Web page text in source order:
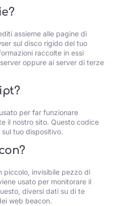
assieme alle pagine di
sul disco rigido del tuo
raccolte in essi
oppure ai server di terze
per far funzionare
il nostro sito. Questo codice
tuo dispositivo.
piccolo, invisibile pezzo di
usato per monitorare il
diversi dati su di te
web beacon.